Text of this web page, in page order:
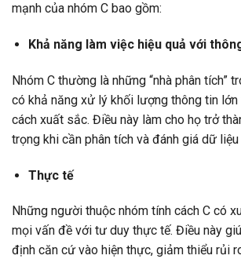
mạnh của nhóm C bao gồm:
Khả năng làm việc hiệu quả với
Nhóm C thường là những “nhà phân tích”
có khả năng xử lý khối lượng thông tin
cách xuất sắc. Điều này làm cho họ trở
trọng khi cần phân tích và đánh giá dữ
Thực tế
Những người thuộc nhóm tính cách C có
mọi vấn đề với tư duy thực tế. Điều này
định căn cứ vào hiện thực, giảm thiểu rủi